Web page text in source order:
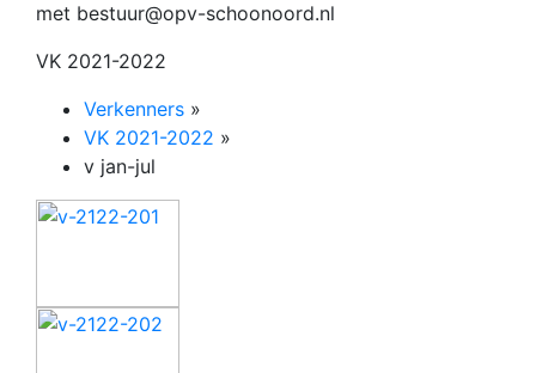
met bestuur@opv-schoonoord.nl
VK 2021-2022
Verkenners »
VK 2021-2022 »
v jan-jul